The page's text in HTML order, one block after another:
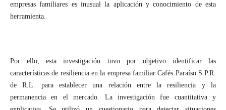
empresas familiares es inusual la aplicación y conocimiento de esta
herramienta.
Por ello, esta investigación tuvo por objetivo identificar las
características de resiliencia en la empresa familiar Cafés Paraíso S.P.R.
de R.L. para establecer una relación entre la resiliencia y la
permanencia en el mercado. La investigación fue cuantitativa y